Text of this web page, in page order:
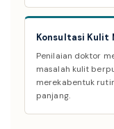
Konsultasi Kulit
Penilaian doktor
masalah kulit
merekabentuk
panjang.